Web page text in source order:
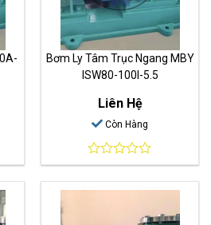
Bơm Ly Tâm Trục Ngang MBY
ISW80-100I-5.5
Liên Hệ
Còn Hàng
0
out
of